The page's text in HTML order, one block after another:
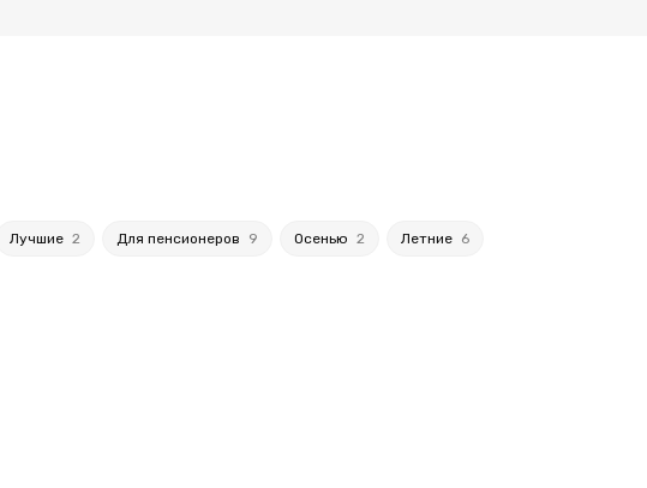
Лучшие 2 Для пенсионеров 9 Осенью 2 Летние 6